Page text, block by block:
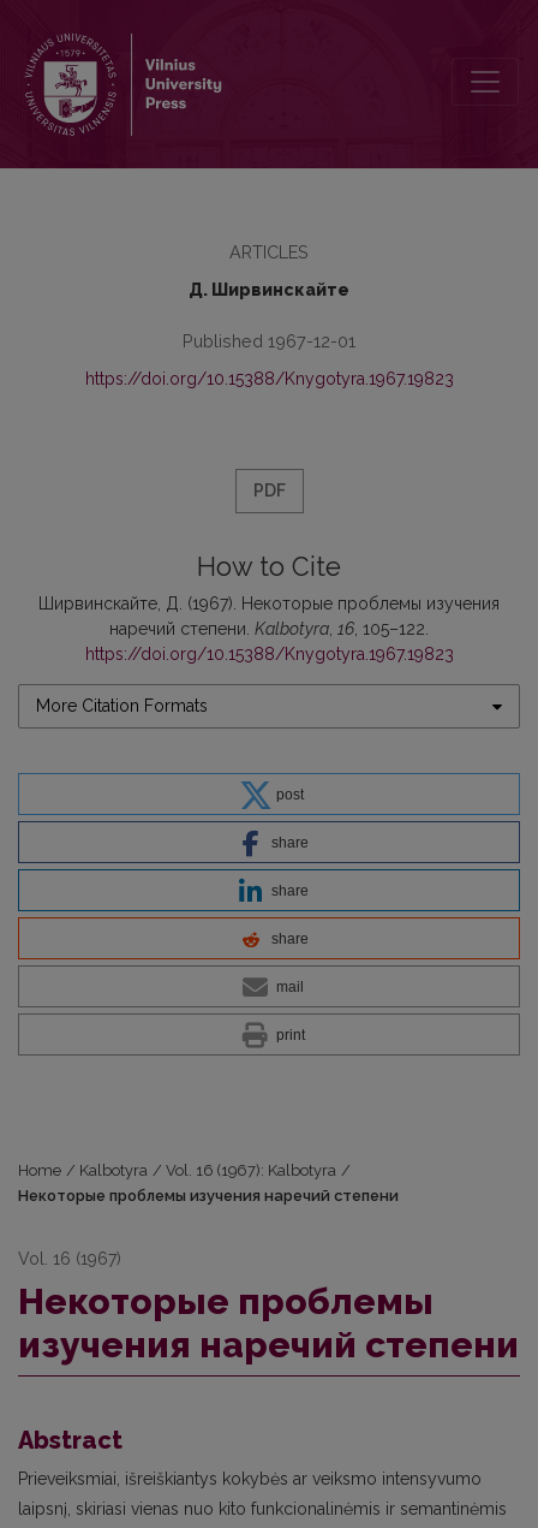
ARTICLES
Д. Ширвинскайте
Published 1967-12-01
https://doi.org/10.15388/Knygotyra.1967.19823
PDF
How to Cite
Ширвинскайте, Д. (1967). Некоторые проблемы изучения
наречий степени. Kalbotyra 16 , 105–122.
https://doi.org/10.15388/Knygotyra.1967.19823
More Citation Formats
post
share
share
share
mail
print
Home / Kalbotyra / Vol. 16 (1967): Kalbotyra /
Некоторые проблемы изучения наречий степени
Vol. 16 (1967)
Некоторые проблемы
изучения наречий степени
Abstract
Prieveiksmiai, išreiškiantys kokybės ar veiksmo intensyvumo
laipsnį, skiriasi vienas nuo kito funkcionalinėmis ir semantinėmis